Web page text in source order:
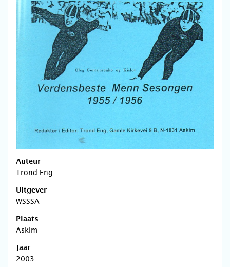
Auteur
Trond Eng
Uitgever
WSSSA
Plaats
Askim
Jaar
2003